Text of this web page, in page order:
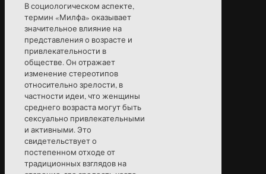
В социологическом аспекте,
термин «Милфа» оказывает
значительное влияние на
представления о возрасте и
привлекательности в
обществе. Он отражает
изменение стереотипов
относительно зрелости, в
частности идеи, что женщины
среднего возраста могут быть
сексуально привлекательными
и активными. Это
свидетельствует о
постепенном отходе от
традиционных взглядов на